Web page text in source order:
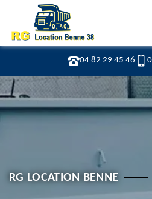
04 82 29 45 46
RG LOCATION BENNE